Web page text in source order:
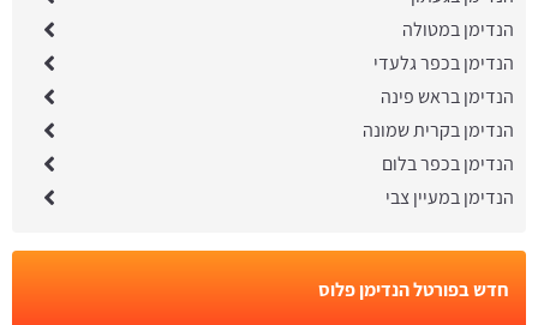
הנדימן במטולה
הנדימן בכפר גלעדי
הנדימן בראש פינה
הנדימן בקרית שמונה
הנדימן בכפר בלום
הנדימן במעיין צבי
חדש בפורטל הנדימן פלוס